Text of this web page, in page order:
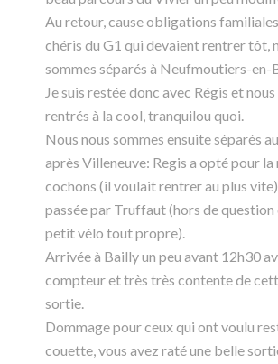
Au retour, cause obligations
chéris du G1 qui devaient rentrer tôt,
sommes séparés à Neufmoutiers-en-
Je suis restée donc avec Régis et
rentrés à la cool, tranquilou quoi.
Nous nous sommes ensuite séparés
après Villeneuve: Regis a opté pour la
cochons (il voulait rentrer au plus
passée par Truffaut (hors de question
petit vélo tout propre).
Arrivée à Bailly un peu avant 12h30
compteur et très très contente de
sortie.
Dommage pour ceux qui ont voulu
couette, vous avez raté une belle